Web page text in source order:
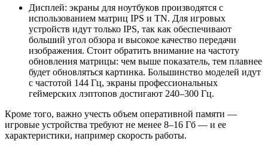
Дисплей: экраны для ноутбуков производятся с
использованием матриц IPS и TN. Для игровых
устройств идут только IPS, так как обеспечивают
больший угол обзора и высокое качество передачи
изображения. Стоит обратить внимание на частоту
обновления матрицы: чем выше показатель, тем плавнее
будет обновляться картинка. Большинство моделей идут
с частотой 144 Гц, экраны профессиональных
геймерских лэптопов достигают 240–300 Гц.
Кроме того, важно учесть объем оперативной памяти —
игровые устройства требуют не менее 8–16 Гб — и ее
характеристики, например скорость работы.